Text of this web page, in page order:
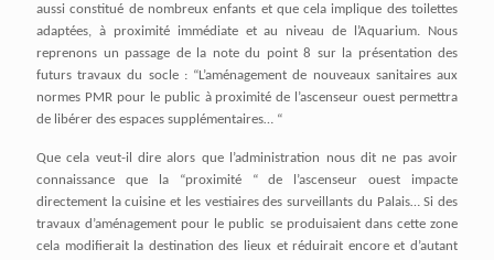
aussi constitué de nombreux enfants et que cela implique des toilettes
adaptées, à proximité immédiate et au niveau de l’Aquarium. Nous
reprenons un passage de la note du point 8 sur la présentation des
futurs travaux du socle : “L’aménagement de nouveaux sanitaires aux
normes PMR pour le public à proximité de l’ascenseur ouest permettra
de libérer des espaces supplémentaires… “
Que cela veut-il dire alors que l’administration nous dit ne pas avoir
connaissance que la “proximité “ de l’ascenseur ouest impacte
directement la cuisine et les vestiaires des surveillants du Palais… Si des
travaux d’aménagement pour le public se produisaient dans cette zone
cela modifierait la destination des lieux et réduirait encore et d’autant